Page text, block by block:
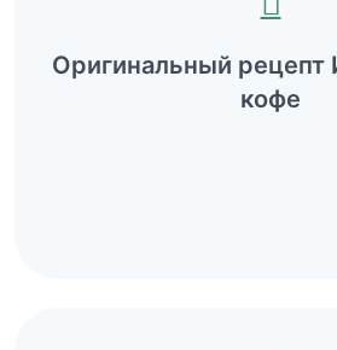
Оригинальный рецепт
кофе